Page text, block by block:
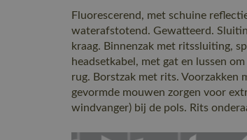
Fluorescerend, met schuine
waterafstotend. Gewatteerd.
kraag. Binnenzak met ritssluiting,
headsetkabel, met gat en lussen
rug. Borstzak met rits. Voorzakken
gevormde mouwen zorgen voor
windvanger) bij de pols. Rits